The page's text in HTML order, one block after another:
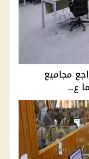
مجاميع